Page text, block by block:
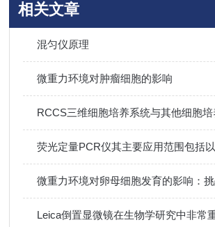
相关文章
混匀仪原理
微重力环境对肿瘤细胞的影响
RCCS三维细胞培养系统与其他细胞培
荧光定量PCR仪其主要应用范围包括
微重力环境对卵母细胞发育的影响：
Leica倒置显微镜在生物学研究中非常